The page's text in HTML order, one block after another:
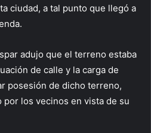
ciudad, a tal punto que llegó a
adujo que el terreno estaba
de calle y la carga de
posesión de dicho terreno,
por los vecinos en vista de su